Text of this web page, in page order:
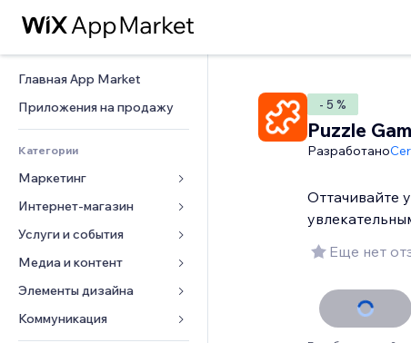
Главная App Market
Приложения на продажу
Категории
Маркетинг
Реклама
Моб. версия
Веб-аналитика
Интернет-магазин
Приложения для магазинов
Доставка
Кнопки продаж
Услуги и события
Отели
События
Рестораны
Недвижимость
Медиа и контент
Галерея
Музыка
Подкасты
Элементы дизайна
Карты и навигация
- 5 %
Puzzle
Разработано
Оттачивайте
Еще нет